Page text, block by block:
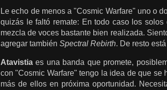
Le echo de menos a "Cosmic Warfare" uno o
quizás le faltó remate: En todo caso los
mezcla de voces bastante bien realizada.
agregar también Spectral Rebirth. De resto
Atavistia es una banda que promete,
con "Cosmic Warfare" tengo la idea de que
más de ellos en próxima oportunidad.